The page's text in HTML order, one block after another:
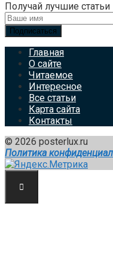
Получай лучшие
Подписаться
Главная
О сайте
Читаемое
Интересное
Все статьи
Карта сайта
Контакты
© 2026 posterlux.ru
Политика